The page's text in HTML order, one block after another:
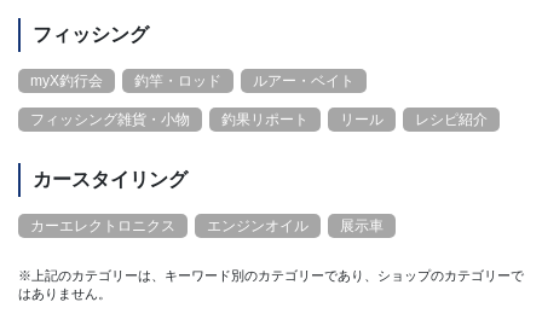
フィッシング
myX釣行会 釣竿・ロッド ルアー・ベイト
フィッシング雑貨・小物 釣果リポート リール レシピ紹介
カースタイリング
カーエレクトロニクス エンジンオイル 展示車
※上記のカテゴリーは、キーワード別のカテゴリーであり、ショップのカテゴリーで
はありません。